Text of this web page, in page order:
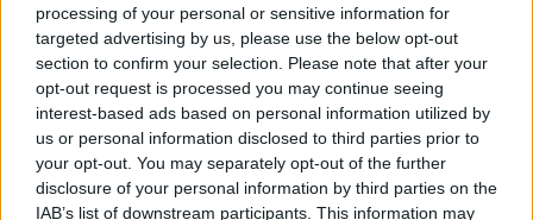
processing of your personal or sensitive information for
targeted advertising by us, please use the below opt-out
section to confirm your selection. Please note that after your
opt-out request is processed you may continue seeing
interest-based ads based on personal information utilized by
us or personal information disclosed to third parties prior to
your opt-out. You may separately opt-out of the further
disclosure of your personal information by third parties on the
IAB’s list of downstream participants. This information may
PACE (Peia)
Acțiunea Conservatoare (Târziu)
PDF (Lazarus)
PUSL (D. Voiculescu)
PNȚCD (Pavelescu)
PNCR (Terheș)